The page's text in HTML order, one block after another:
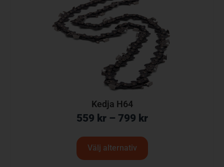
Kedja H64
559 kr – 799 kr
Välj alternativ